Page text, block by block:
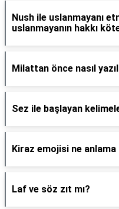
Nush ile uslanmayanı
uslanmayanın hakkı
Milattan önce nasıl
Sez ile başlayan
Kiraz emojisi ne anlama
Laf ve söz zıt mı?